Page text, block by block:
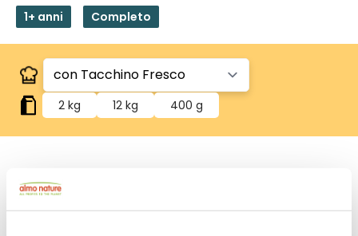
1+ anni Completo
2 kg 12 kg 400 g
Carne/pesce freschi
Contiene carne o pesce freschi per un'alta